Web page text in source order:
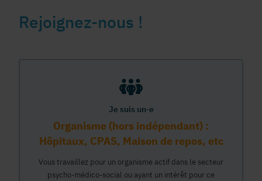
Rejoignez-nous !
Je suis un·e
Organisme (hors indépendant) :
Hôpitaux, CPAS, Maison de repos, etc
Vous travaillez pour un organisme actif dans le secteur
psycho-médico-social ou ayant un intérêt pour ce